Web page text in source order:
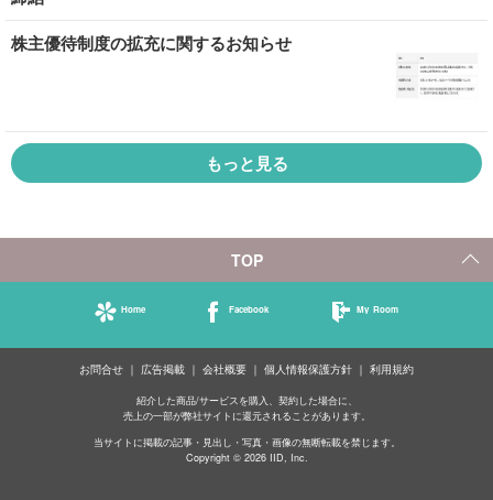
株主優待制度の拡充に関するお知らせ
もっと見る
TOP
Home Facebook My Room
お問合せ 広告掲載 会社概要 個人情報保護方針 利用規約
紹介した商品/サービスを購入、契約した場合に、
売上の一部が弊社サイトに還元されることがあります。
当サイトに掲載の記事・見出し・写真・画像の無断転載を禁じます。
Copyright © 2026 IID, Inc.